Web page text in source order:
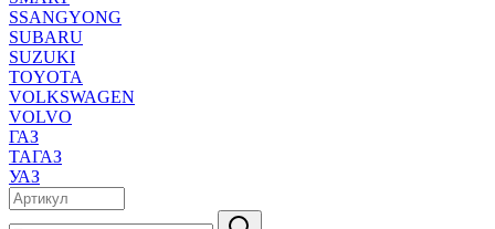
SSANGYONG
SUBARU
SUZUKI
TOYOTA
VOLKSWAGEN
VOLVO
ГАЗ
ТАГАЗ
УАЗ